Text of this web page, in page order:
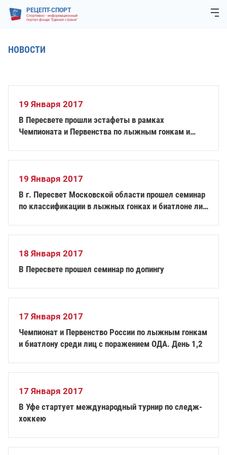
РЕЦЕПТ-СПОРТ
Спортивно - информационный
портал фонда "Единая страна"
НОВОСТИ
19 Января 2017
В Пересвете прошли эстафеты в рамках
Чемпионата и Первенства по лыжным гонкам и
19 Января 2017
В г. Пересвет Московской области прошел семинар
по классификации в лыжных гонках и биатлоне лиц
18 Января 2017
В Пересвете прошел семинар по допингу
17 Января 2017
Чемпионат и Первенство России по лыжным гонкам
и биатлону среди лиц с поражением ОДА. День 1,2
17 Января 2017
В Уфе стартует международный турнир по следж-
хоккею